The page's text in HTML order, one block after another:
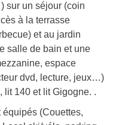
sur un séjour (coin
à la terrasse
et au jardin
salle de bain et une
espace
dvd, lecture, jeux…)
lit 140 et lit Gigogne. .
(Couettes,